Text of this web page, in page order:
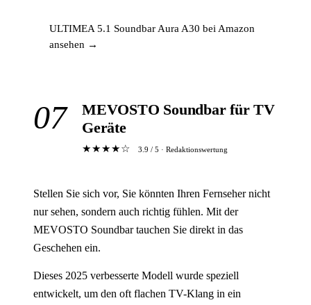
ULTIMEA 5.1 Soundbar Aura A30 bei Amazon
ansehen →
07
MEVOSTO Soundbar für TV
Geräte
★★★★☆ 3.9 / 5 · Redaktionswertung
Stellen Sie sich vor, Sie könnten Ihren Fernseher nicht
nur sehen, sondern auch richtig fühlen. Mit der
MEVOSTO Soundbar tauchen Sie direkt in das
Geschehen ein.
Dieses 2025 verbesserte Modell wurde speziell
entwickelt, um den oft flachen TV-Klang in ein